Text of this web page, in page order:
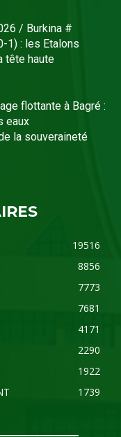
/ Burkina #
1) : les Etalons
tête haute
flottante à Bagré :
eaux
la souveraineté
19516
8856
7773
7681
4171
2290
1922
1739